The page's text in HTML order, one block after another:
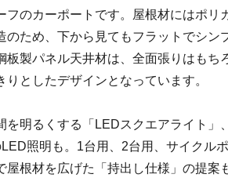
フのカーポートです。屋根材にはポリ
のため、下から見てもフラットでシン
板製パネル天井材は、全面張りはも
としたデザインとなっています。
を明るくする「LEDスクエアライト」
照明も。1台用、2台用、サイクル
屋根材を広げた「持出し仕様」の提案